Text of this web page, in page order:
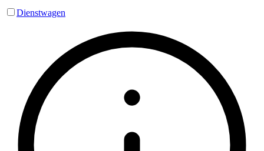
Dienstwagen